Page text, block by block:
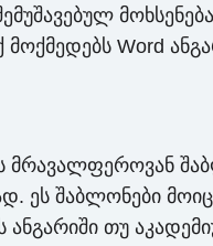
Word
მრავალფეროვან
ეს შაბლონები
ანგარიში თუ